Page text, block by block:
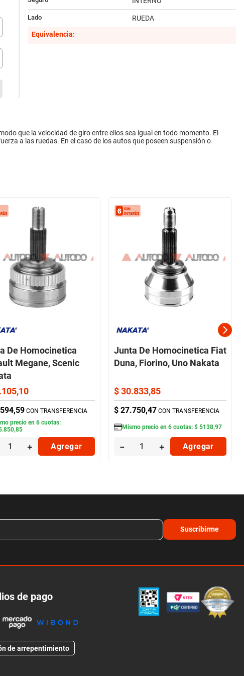
Lado
RUEDA
Equivalencia:
que la velocidad de giro entre ellos sea igual en todo momento. El
a las ruedas. En el caso de los autos que poseen suspensión o
De Homocinetica
Megane, Scenic
.105,10
594,59 CON TRANSFERENCIA
precio en6 cuotas:
.850,85
＋ Agregar
Junta De Homocinetica Fiat
Duna, Fiorino, Uno Nakata
$ 30.833,85
$ 27.750,47 CON TRANSFERENCIA
Mismo precio en 6cuotas: $ 5138,97
＋
－ Agregar
Suscribirme
de pago
de arrepentimiento